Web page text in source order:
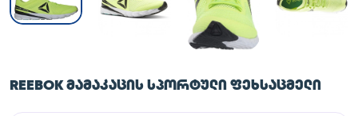
REEBOK ᲛᲐᲛᲐᲙᲐᲪᲘᲡ ᲡᲞᲝᲠᲢᲣᲚᲘ ᲤᲔᲮᲡᲐᲪᲛᲔᲚᲘ